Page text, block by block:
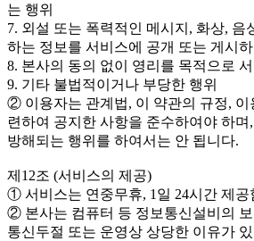
는 행위
7. 외설 또는 폭력적인 메시지, 화상, 음
하는 정보를 서비스에 공개 또는 게시하
8. 본사의 동의 없이 영리를 목적으로
9. 기타 불법적이거나 부당한 행위
② 이용자는 관계법, 이 약관의 규정, 이
련하여 공지한 사항을 준수하여야 하며
방해되는 행위를 하여서는 안 됩니다.
제12조 (서비스의 제공)
① 서비스는 연중무휴, 1일 24시간 제공
② 본사는 컴퓨터 등 정보통신설비의
통신두절 또는 운영상 상당한 이유가